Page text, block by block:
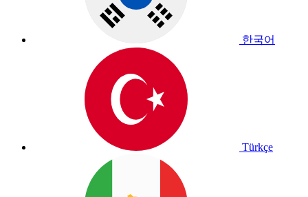
한국어
Türkçe